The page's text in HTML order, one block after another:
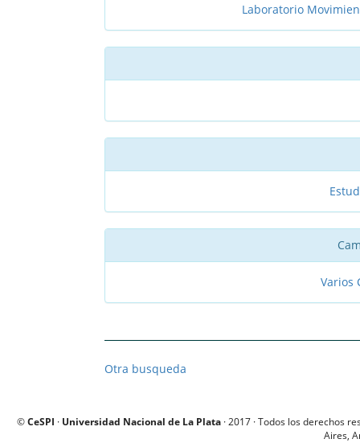
Laboratorio
Varios
Otra busqueda
©CeSPI · Universidad Nacional de La Plata · 2017 · Todos los derechos
Aires,